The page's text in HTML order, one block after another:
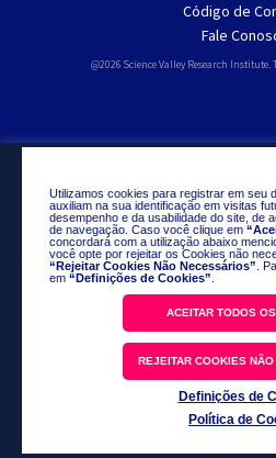
Código de
Fale
@2026 Science Valley Research
Utilizamos cookies para registrar em seu
auxiliam na sua identificação em visitas
desempenho e da usabilidade do site, de
de navegação. Caso você clique em
concordará com a utilização abaixo
você opte por rejeitar os Cookies não
“Rejeitar Cookies Não Necessários” .
em “Definições de Cookies”
ACEITAR TODOS
REJEITAR COOKIES
Definições de
Política de